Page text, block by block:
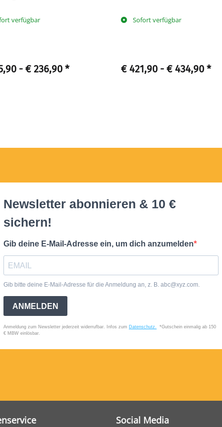
verfügbar
- € 236,90 *
Sofort verfügbar
€ 421,90 - € 434,90 *
Social Media